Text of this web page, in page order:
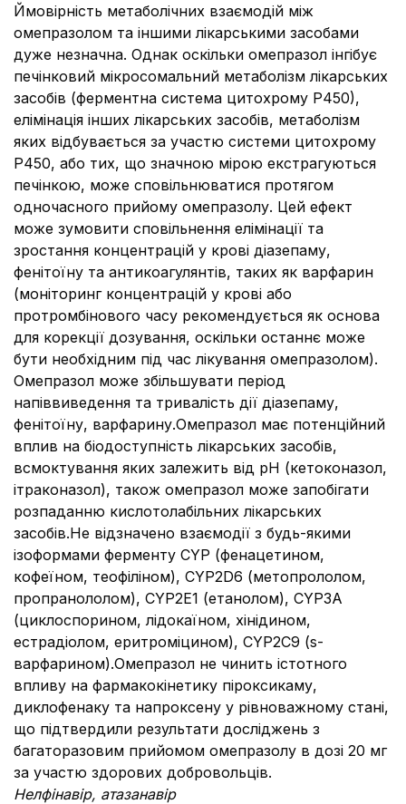
Ймовірність метаболічних взаємодій між
омепразолом та іншими лікарськими засобами
дуже незначна. Однак оскільки омепразол інгібує
печінковий мікросомальний метаболізм лікарських
засобів (ферментна система цитохрому Р450),
елімінація інших лікарських засобів, метаболізм
яких відбувається за участю системи цитохрому
Р450, або тих, що значною мірою екстрагуються
печінкою, може сповільнюватися протягом
одночасного прийому омепразолу. Цей ефект
може зумовити сповільнення елімінації та
зростання концентрацій у крові діазепаму,
фенітоїну та антикоагулянтів, таких як варфарин
(моніторинг концентрацій у крові або
протромбінового часу рекомендується як основа
для корекції дозування, оскільки останнє може
бути необхідним під час лікування омепразолом).
Омепразол може збільшувати період
напіввиведення та тривалість дії діазепаму,
фенітоїну, варфарину.Омепразол має потенційний
вплив на біодоступність лікарських засобів,
всмоктування яких залежить від рН (кетоконазол,
ітраконазол), також омепразол може запобігати
розпаданню кислотолабільних лікарських
засобів.Не відзначено взаємодії з будь-якими
ізоформами ферменту CYP (фенацетином,
кофеїном, теофіліном), CYP2D6 (метопрололом,
пропранололом), CYP2E1 (етанолом), CYP3А
(циклоспорином, лідокаїном, хінідином,
естрадіолом, еритроміцином), CYP2C9 (s-
варфарином).Омепразол не чинить істотного
впливу на фармакокінетику піроксикаму,
диклофенаку та напроксену у рівноважному стані,
що підтвердили результати досліджень з
багаторазовим прийомом омепразолу в дозі 20 мг
за участю здорових добровольців.
Нелфінавір, атазанавір